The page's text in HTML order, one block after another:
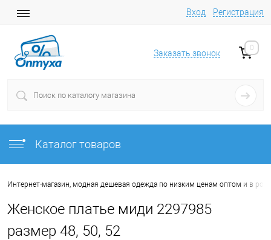
Вход Регистрация
Заказать звонок
0
Каталог товаров
Интернет-магазин, модная дешевая одежда по низким ценам оптом и в
Женское платье миди 2297985
размер 48, 50, 52